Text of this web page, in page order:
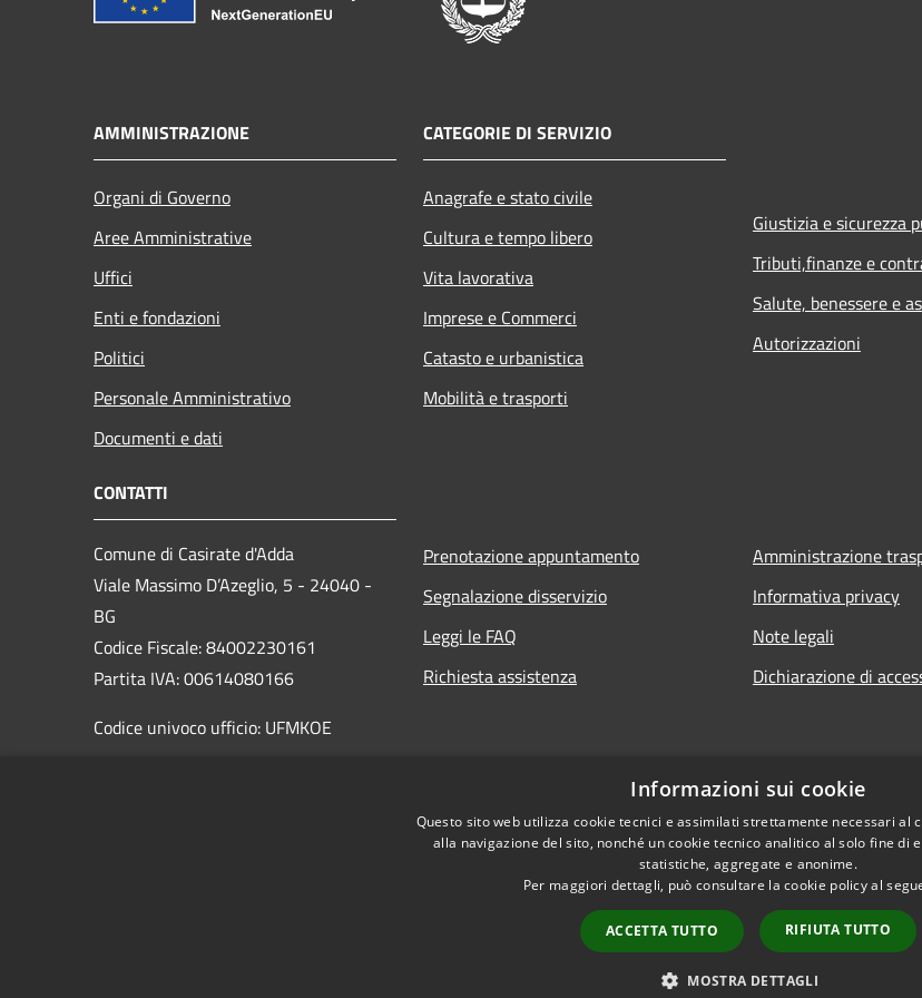
AMMINISTRAZIONE
Organi di Governo
Aree Amministrative
Uffici
Enti e fondazioni
Politici
Personale Amministrativo
Documenti e dati
CATEGORIE DI SERVIZIO
Anagrafe e stato civile
Cultura e tempo libero
Vita lavorativa
Imprese e Commerci
Catasto e urbanistica
Mobilità e trasporti
Giustizia e sicurezza
Tributi,finanze e
Salute, benessere e
Autorizzazioni
CONTATTI
Comune di Casirate d'Adda
Viale Massimo D’Azeglio, 5 - 24040 -
BG
Codice Fiscale: 84002230161
Partita IVA: 00614080166
Codice univoco ufficio: UFMKOE
Prenotazione appuntamento
Segnalazione disservizio
Leggi le FAQ
Richiesta assistenza
Amministrazione
Informativa privacy
Note legali
Dichiarazione di
Copyright ©
Informazioni sui cookie
Questo sito web utilizza cookie tecnici e assimilati strettamente necessari al
alla navigazione del sito, nonché un cookie tecnico analitico al solo fine di
statistiche, aggregate e anonime.
Per maggiori dettagli, può consultare la cookie policy al
ACCETTA TUTTO RIFIUTA TUTTO
MOSTRA DETTAGLI